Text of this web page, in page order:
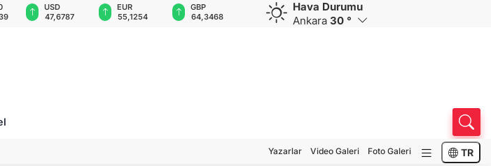
USD
47,6787
EUR
55,1254
GBP
64,3468
CHF
59,0083
CAD
34,1883
Hava Durumu
Ankara 30 °
Yazarlar Video Galeri Foto Galeri TR